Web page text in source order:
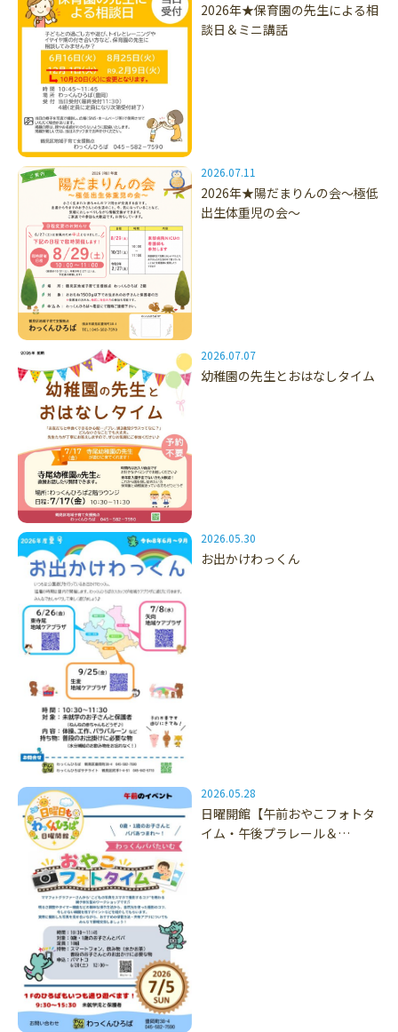
2026年★保育園の先生による相
談日＆ミニ講話
2026.07.11
2026年★陽だまりんの会～極低
出生体重児の会～
2026.07.07
幼稚園の先生とおはなしタイム
2026.05.30
お出かけわっくん
2026.05.28
日曜開館【午前おやこフォトタ
イム・午後プラレール＆…